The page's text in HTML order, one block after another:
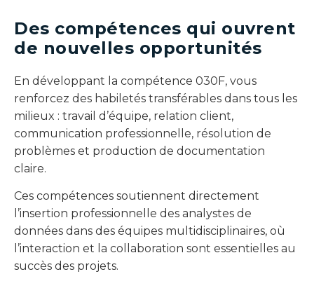
Des compétences qui ouvrent
de nouvelles opportunités
En développant la compétence 030F, vous
renforcez des habiletés transférables dans tous les
milieux : travail d’équipe, relation client,
communication professionnelle, résolution de
problèmes et production de documentation
claire.
Ces compétences soutiennent directement
l’insertion professionnelle des analystes de
données dans des équipes multidisciplinaires, où
l’interaction et la collaboration sont essentielles au
succès des projets.